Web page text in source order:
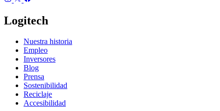
Logitech
Nuestra historia
Empleo
Inversores
Blog
Prensa
Sostenibilidad
Reciclaje
Accesibilidad